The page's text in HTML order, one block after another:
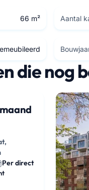
66 m² Aantal
die nog
Per direct